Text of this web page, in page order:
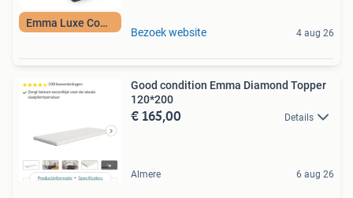
Emma Luxe Comfort
Bezoek website 4 aug 26
Good condition Emma Diamond Topper
120*200
€ 165,00 Details
Almere 6 aug 26